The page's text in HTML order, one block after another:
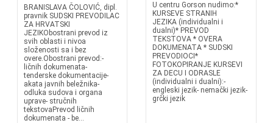
BRANISLAVA ČOLOVIĆ, dipl.
pravnik SUDSKI PREVODILAC
ZA HRVATSKI
JEZIKObostrani prevod iz
svih oblasti i nivoa
složenosti sa i bez
overe.Obostrani prevod:-
ličnih dokumenata-
tenderske dokumentacije-
akata javnih beležnika-
odluka sudova i organa
uprave- stručnih
tekstovaPrevod ličnih
dokumenata - be...
U centru Gorson nudimo:*
KURSEVE STRANIH
JEZIKA (individualni i
dualni)* PREVOD
TEKSTOVA * OVERA
DOKUMENATA * SUDSKI
PREVODIOCI*
FOTOKOPIRANJE KURSEVI
ZA DECU I ODRASLE
(individualni i dualni):-
engleski jezik- nemački jezik-
grčki jezik